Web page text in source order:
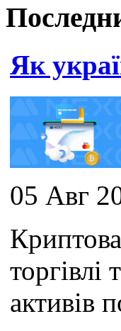
Як
05 Авг
активів